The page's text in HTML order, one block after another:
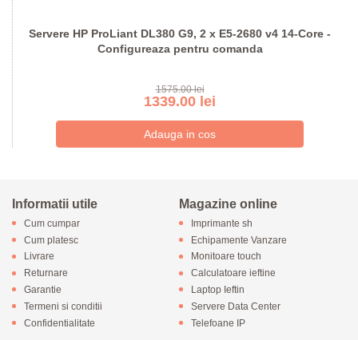
Servere HP ProLiant DL380 G9, 2 x E5-2680 v4 14-Core -
Configureaza pentru comanda
1575.00 lei
1339.00 lei
Informatii utile
Cum cumpar
Cum platesc
Livrare
Returnare
Garantie
Termeni si conditii
Confidentialitate
Magazine online
Imprimante sh
Echipamente Vanzare
Monitoare touch
Calculatoare ieftine
Laptop Ieftin
Servere Data Center
Telefoane IP